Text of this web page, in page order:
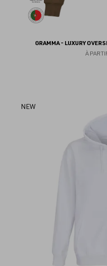
GRAMMA - LUXURY
À
NEW